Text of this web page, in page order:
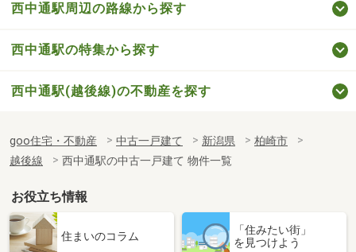
西中通駅周辺の路線から探す
西中通駅の特集から探す
西中通駅(越後線)の不動産を探す
goo住宅・不動産 中古一戸建て 新潟県
柏崎市
越後線
西中通駅の中古一戸建て 物件一覧
お役立ち情報
住まいのコラム
「住みたい街」
を見つけよう